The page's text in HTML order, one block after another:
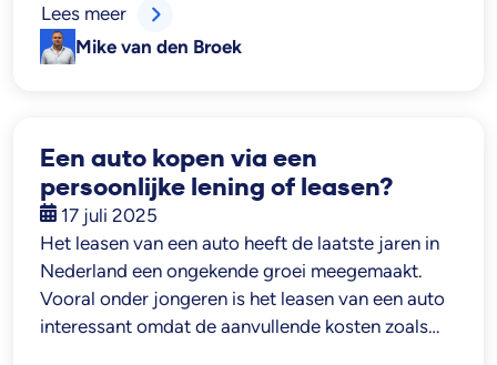
Mike van den Broek
Lees meer
Een auto kopen via een
persoonlijke lening of leasen?
17 juli 2025
Het leasen van een auto heeft de laatste jaren in
Nederland een ongekende groei meegemaakt.
Vooral onder jongeren is het leasen van een auto
interessant omdat de aanvullende kosten zoals…